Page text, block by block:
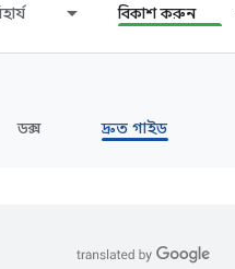
বিকাশ করুন
ডক্স দ্রুত গাইড